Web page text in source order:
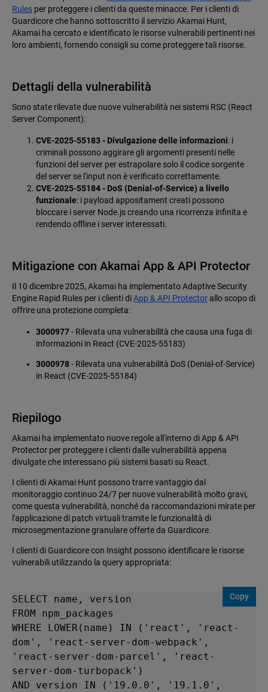
Rules per proteggere i clienti da queste minacce. Per i clienti di
Guardicore che hanno sottoscritto il servizio Akamai Hunt,
Akamai ha cercato e identificato le risorse vulnerabili pertinenti nei
loro ambienti, fornendo consigli su come proteggere tali risorse.
Dettagli della vulnerabilità
Sono state rilevate due nuove vulnerabilità nei sistemi RSC (React
Server Component):
CVE-2025-55183 - Divulgazione delle informazioni: i
criminali possono aggirare gli argomenti presenti nelle
funzioni del server per estrapolare solo il codice sorgente
del server se l'input non è verificato correttamente.
CVE-2025-55184 - DoS (Denial-of-Service) a livello
funzionale: i payload appositament creati possono
bloccare i server Node.js creando una ricorrenza infinita e
rendendo offline i server interessati.
Mitigazione con Akamai App & API Protector
Il 10 dicembre 2025, Akamai ha implementato Adaptive Security
Engine Rapid Rules per i clienti diApp & API Protectorallo scopo di
offrire una protezione completa:
3000977- Rilevata una vulnerabilità che causa una fuga di
informazioni in React (CVE-2025-55183)
3000978- Rilevata una vulnerabilità DoS (Denial-of-Service)
in React (CVE-2025-55184)
Riepilogo
Akamai ha implementato nuove regole all'interno di App & API
Protector per proteggere i clienti dalle vulnerabilità appena
divulgate che interessano più sistemi basati su React.
I clienti di Akamai Hunt possono trarre vantaggio dal
monitoraggio continuo 24/7 per nuove vulnerabilità molto gravi,
come questa vulnerabilità, nonché da raccomandazioni mirate per
l'applicazione di patch virtuali tramite le funzionalità di
microsegmentazione granulare offerte da Guardicore.
I clienti di Guardicore con Insight possono identificare le risorse
vulnerabili utilizzando la query appropriata:
SELECT name, version
FROM npm_packages
WHERE LOWER(name) IN ('react', 'react-
dom', 'react-server-dom-webpack',
'react-server-dom-parcel', 'react-
server-dom-turbopack')
AND version IN ('19.0.0', '19.1.0',
Copy